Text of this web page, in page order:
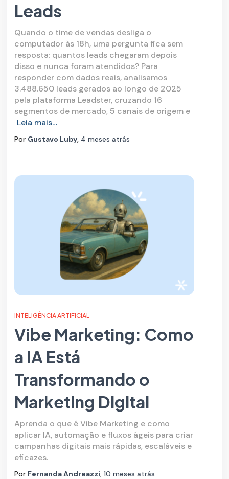
Leads
Quando o time de vendas desliga o
computador às 18h, uma pergunta fica sem
resposta: quantos leads chegaram depois
disso e nunca foram atendidos? Para
responder com dados reais, analisamos
3.488.650 leads gerados ao longo de 2025
pela plataforma Leadster, cruzando 16
segmentos de mercado, 5 canais de origem e
Leia mais…
Por Gustavo Luby, 4 meses atrás
INTELIGÊNCIA ARTIFICIAL
Vibe Marketing: Como
a IA Está
Transformando o
Marketing Digital
Aprenda o que é Vibe Marketing e como
aplicar IA, automação e fluxos ágeis para criar
campanhas digitais mais rápidas, escaláveis e
eficazes.
Por Fernanda Andreazzi,10 meses atrás